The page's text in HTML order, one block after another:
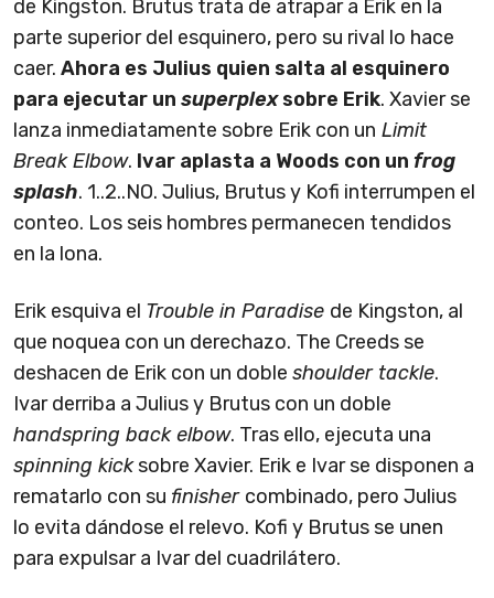
de Kingston. Brutus trata de atrapar a Erik en la
parte superior del esquinero, pero su rival lo hace
caer. Ahora es Julius quien salta al esquinero
para ejecutar un superplexsobre Erik. Xavier se
lanza inmediatamente sobre Erik con un Limit
Break Elbow. Ivar aplasta a Woods con un frog
splash. 1..2..NO. Julius, Brutus y Kofi interrumpen el
conteo. Los seis hombres permanecen tendidos
en la lona.
Erik esquiva el Trouble in Paradise de Kingston, al
que noquea con un derechazo. The Creeds se
deshacen de Erik con un doble shoulder tackle.
Ivar derriba a Julius y Brutus con un doble
handspring back elbow. Tras ello, ejecuta una
spinning kicksobre Xavier. Erik e Ivar se disponen a
rematarlo con su finisher combinado, pero Julius
lo evita dándose el relevo. Kofi y Brutus se unen
para expulsar a Ivar del cuadrilátero.